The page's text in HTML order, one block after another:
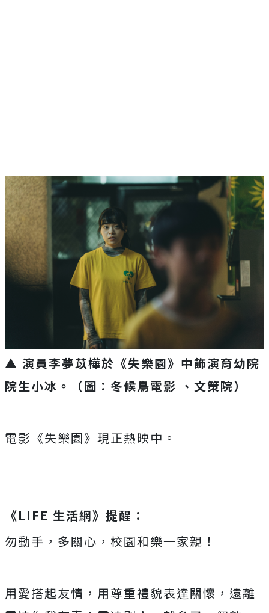
▲ 演員李夢苡樺於《失樂園》中飾演育幼院
院生小冰。（圖：冬候鳥電影 、文策院）
電影《失樂園》現正熱映中。
《LIFE 生活網》提醒：
勿動手，多關心，校園和樂一家親！
用愛搭起友情，用尊重禮貌表達關懷，遠離